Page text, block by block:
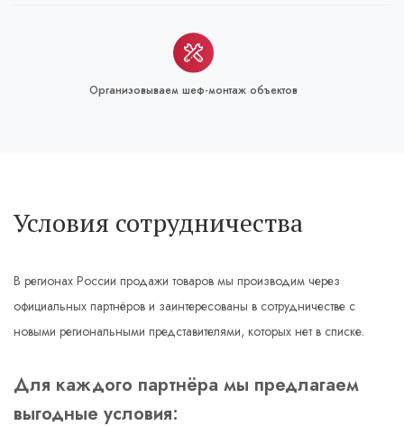
Организовываем шеф-монтаж объектов
Условия сотрудничества
В регионах России продажи товаров мы производим через
официальных партнёров и заинтересованы в сотрудничестве с
новыми региональными представителями, которых нет в списке.
Для каждого партнёра мы предлагаем
выгодные условия: